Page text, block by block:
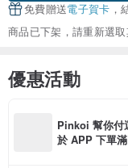
免費贈送電子賀卡 ，
商品已下架，請重新選
優惠活動
Pinkoi 幫你付
於 APP 下單